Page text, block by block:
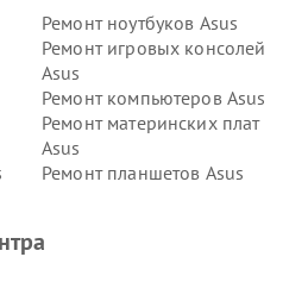
Ремонт ноутбуков Asus
Ремонт игровых консолей
Asus
Ремонт компьютеров Asus
Ремонт материнских плат
Asus
Ремонт планшетов Asus